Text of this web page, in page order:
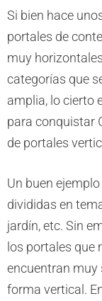
Si bien hace
portales de
muy
categorías que
amplia, lo cierto
para conquistar
de portales
Un buen
divididas en
jardín, etc. Sin
los portales que
encuentran muy
forma vertical.